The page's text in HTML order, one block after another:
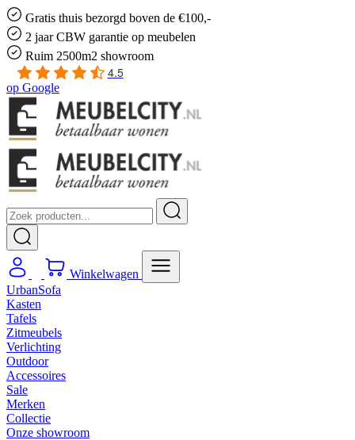
Gratis thuis bezorgd boven de €100,-
2 jaar CBW garantie op meubelen
Ruim 2500m2 showroom
4.5
op Google
Winkelwagen
UrbanSofa
Kasten
Tafels
Zitmeubels
Verlichting
Outdoor
Accessoires
Sale
Merken
Collectie
Onze showroom